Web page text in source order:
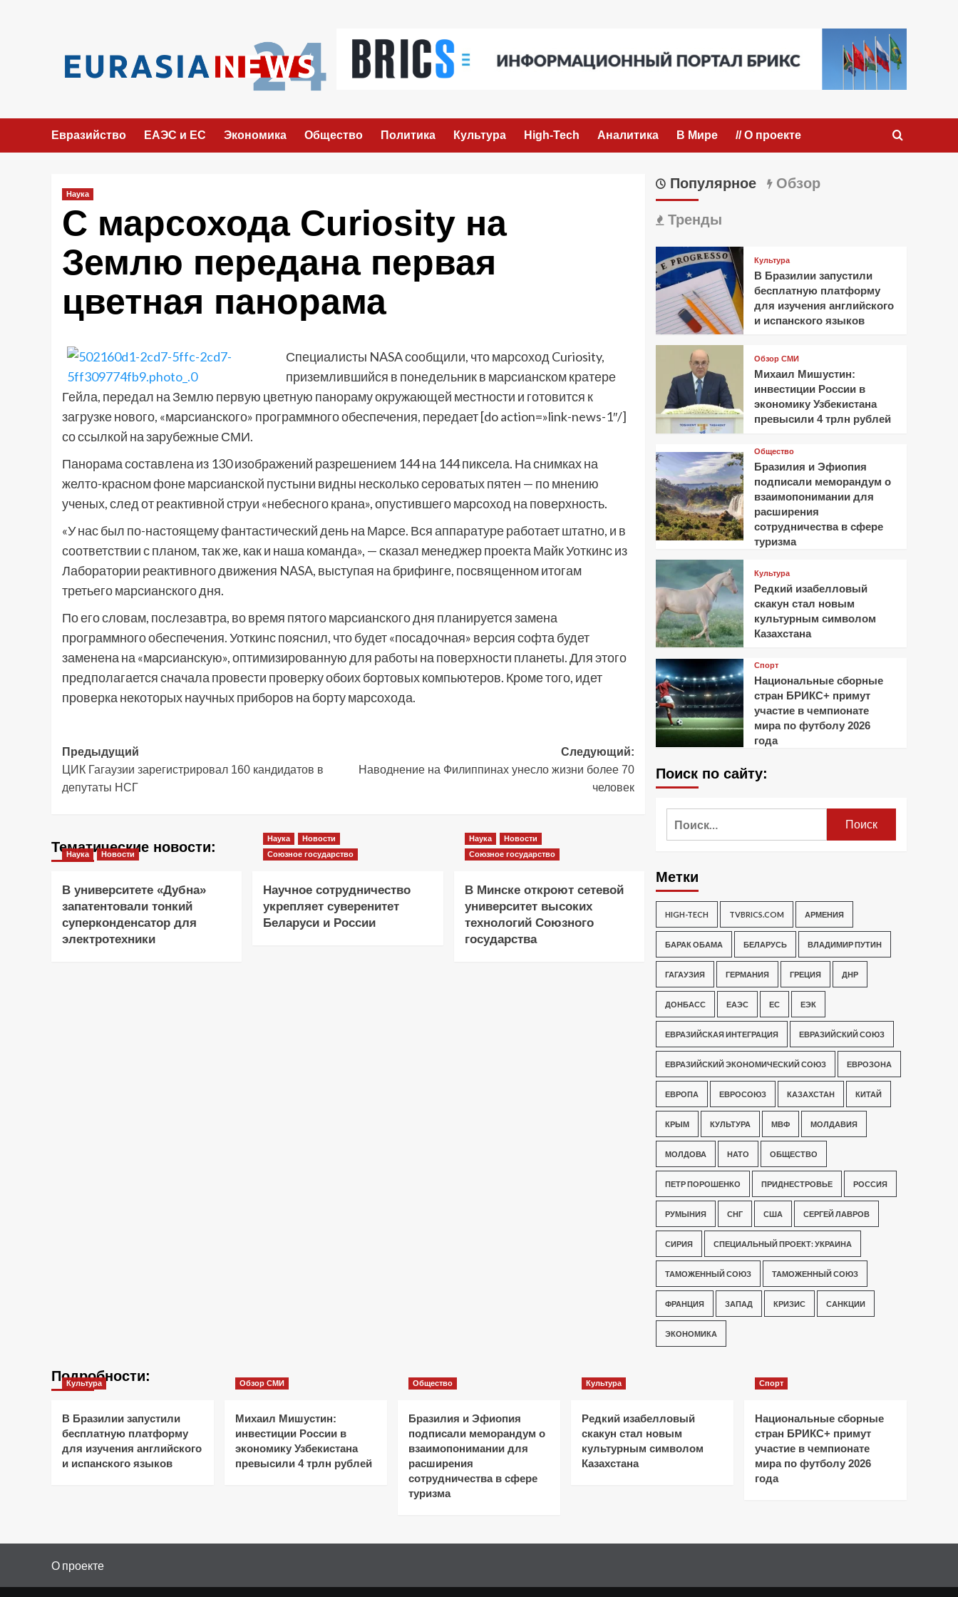
Евразийство ЕАЭС и ЕС Экономика Общество Политика Культура High-Tech Аналитика В Мире // О проекте
Наука
С марсохода Curiosity на
Землю передана первая
цветная панорама
Специалисты NASA сообщили, что марсоход Curiosity,
приземлившийся в понедельник в марсианском кратере
Гейла, передал на Землю первую цветную панораму окружающей местности и готовится к
загрузке нового, «марсианского» программного обеспечения, передает [do action=»link-news-1″/]
со ссылкой на зарубежные СМИ.
Панорама составлена из 130 изображений разрешением 144 на 144 пиксела. На снимках на
желто-красном фоне марсианской пустыни видны несколько сероватых пятен — по мнению
ученых, след от реактивной струи «небесного крана», опустившего марсоход на поверхность.
«У нас был по-настоящему фантастический день на Марсе. Вся аппаратуре работает штатно, и в
соответствии с планом, так же, как и наша команда», — сказал менеджер проекта Майк Уоткинс из
Лаборатории реактивного движения NASA, выступая на брифинге, посвященном итогам
третьего марсианского дня.
По его словам, послезавтра, во время пятого марсианского дня планируется замена
программного обеспечения. Уоткинс пояснил, что будет «посадочная» версия софта будет
заменена на «марсианскую», оптимизированную для работы на поверхности планеты. Для этого
предполагается сначала провести проверку обоих бортовых компьютеров. Кроме того, идет
проверка некоторых научных приборов на борту марсохода.
Навигация
записи
Предыдущий
ЦИК Гагаузии зарегистрировал 160 кандидатов в
депутаты НСГ
Следующий:
Наводнение на Филиппинах унесло жизни более 70
человек
Тематические новости:
Наука Новости
В университете «Дубна»
запатентовали тонкий
суперконденсатор для
электротехники
Наука
Новости
Союзное государство
Научное сотрудничество
укрепляет суверенитет
Беларуси и России
Наука
Новости
Союзное государство
В Минске откроют сетевой
университет высоких
технологий Союзного
государства
Популярное Обзор
Тренды
Культура
В Бразилии запустили
бесплатную платформу
для изучения английского
и испанского языков
Обзор СМИ
Михаил Мишустин:
инвестиции России в
экономику Узбекистана
превысили 4 трлн рублей
Общество
Бразилия и Эфиопия
подписали меморандум о
взаимопонимании для
расширения
сотрудничества в сфере
туризма
Культура
Редкий изабелловый
скакун стал новым
культурным символом
Казахстана
Спорт
Национальные сборные
стран БРИКС+ примут
участие в чемпионате
мира по футболу 2026
года
Поиск по сайту:
Метки
HIGH-TECH TVBRICS.COM АРМЕНИЯ
БАРАК ОБАМА БЕЛАРУСЬ ВЛАДИМИР ПУТИН
ГАГАУЗИЯ ГЕРМАНИЯ ГРЕЦИЯ ДНР
ДОНБАСС ЕАЭС ЕС ЕЭК
ЕВРАЗИЙСКАЯ ИНТЕГРАЦИЯ ЕВРАЗИЙСКИЙ СОЮЗ
ЕВРАЗИЙСКИЙ ЭКОНОМИЧЕСКИЙ СОЮЗ ЕВРОЗОНА
ЕВРОПА ЕВРОСОЮЗ КАЗАХСТАН КИТАЙ
КРЫМ КУЛЬТУРА МВФ МОЛДАВИЯ
МОЛДОВА НАТО ОБЩЕСТВО
ПЕТР ПОРОШЕНКО ПРИДНЕСТРОВЬЕ РОССИЯ
РУМЫНИЯ СНГ США СЕРГЕЙ ЛАВРОВ
СИРИЯ СПЕЦИАЛЬНЫЙ ПРОЕКТ: УКРАИНА
ТАМОЖЕННЫЙ СОЮЗ ТАМОЖЕННЫЙ СОЮЗ
ФРАНЦИЯ ЗАПАД КРИЗИС САНКЦИИ
ЭКОНОМИКА
Подробности:
Культура
В Бразилии запустили
бесплатную платформу
для изучения английского
и испанского языков
Обзор СМИ
Михаил Мишустин:
инвестиции России в
экономику Узбекистана
превысили 4 трлн рублей
Общество
Бразилия и Эфиопия
подписали меморандум о
взаимопонимании для
расширения
сотрудничества в сфере
туризма
Культура
Редкий изабелловый
скакун стал новым
культурным символом
Казахстана
Спорт
Национальные сборные
стран БРИКС+ примут
участие в чемпионате
мира по футболу 2026
года
О проекте